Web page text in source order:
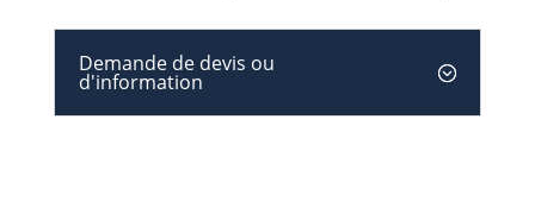
Demande de devis ou
d'information